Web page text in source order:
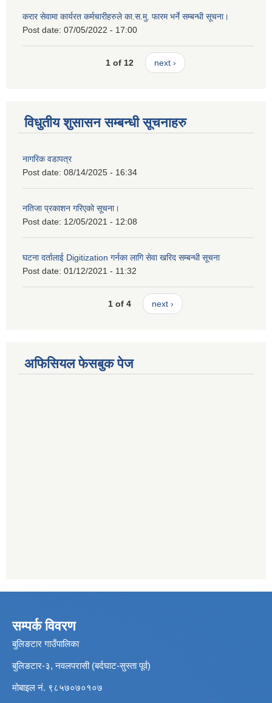
करार सेवामा कार्यरत कर्मचारीहरुले का.स.मु. फारम भर्ने सम्बन्धी सूचना।
Post date: 07/05/2022 - 17:00
1 of 12 next ›
विधुतीय शुसासन सम्बन्धी सूचनाहरु
नागरिक वडापत्र
Post date: 08/14/2025 - 16:34
नतिजा प्रकाशन गरिएको सूचना।
Post date: 12/05/2021 - 12:08
घटना दर्तालाई Digitization गर्नका लागि सेवा खरिद सम्बन्धी सूचना
Post date: 01/12/2021 - 11:32
1 of 4 next ›
अफिसियल फेसबुक पेज
सम्पर्क विवरण
बुलिङटार गाउँपालिका
बुलिङटार-३, नवलपरासी (बर्दघाट-सुस्ता पूर्व)
मोबाइल नं. ९८५७०७०१०७